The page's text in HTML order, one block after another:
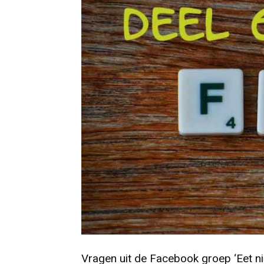
Vragen uit de Facebook groep ‘Eet